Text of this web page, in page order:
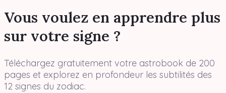
Vous voulez en apprendre plus
sur votre signe ?
Téléchargez gratuitement votre astrobook de 200
pages et explorez en profondeur les subtilités des
12 signes du zodiac.